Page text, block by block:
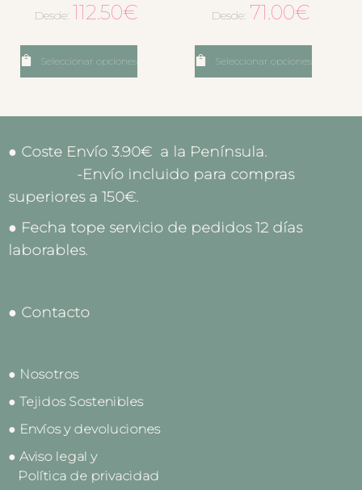
Desde: 112.50€
Seleccionar opciones
Desde: 71.00€
Seleccionar opciones
● Coste Envío 3.90€ a la Península.
-Envío incluido para compras
superiores a 150€.
● Fecha tope servicio de pedidos 12 días
laborables.
● Contacto
● Nosotros
● Tejidos Sostenibles
● Envíos y devoluciones
● Aviso legal y
Política de privacidad